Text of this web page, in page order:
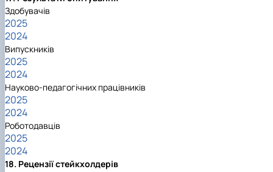
Здобувачів
2025
2024
Випускників
2025
2024
Науково-педагогічних працівників
2025
2024
Роботодавців
2025
2024
18. Рецензії стейкхолдерів